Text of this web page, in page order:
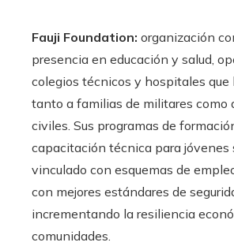
Fauji Foundation: organización
presencia en educación y salud,
colegios técnicos y hospitales que
tanto a familias de militares como
civiles. Sus programas de
capacitación técnica para jóvenes
vinculado con esquemas de
con mejores estándares de
incrementando la resiliencia
comunidades.